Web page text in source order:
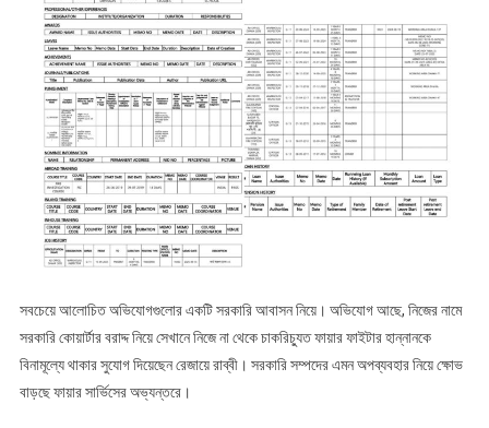
সবচেয়ে আলোচিত অভিযোগগুলোর একটি সরকারি আবাসন নিয়ে। অভিযোগ আছে, নিজের নামে
সরকারি কোয়ার্টার বরাদ্দ নিয়ে সেখানে নিজে না থেকে চাকরিচ্যুত ফায়ার ফাইটার হান্নানকে
বিনামূল্যে থাকার সুযোগ দিয়েছেন রেজায়ে রাব্বী। সরকারি সম্পদের এমন অপব্যবহার নিয়ে ক্ষোভ
বাড়ছে ফায়ার সার্ভিসের অভ্যন্তরে।